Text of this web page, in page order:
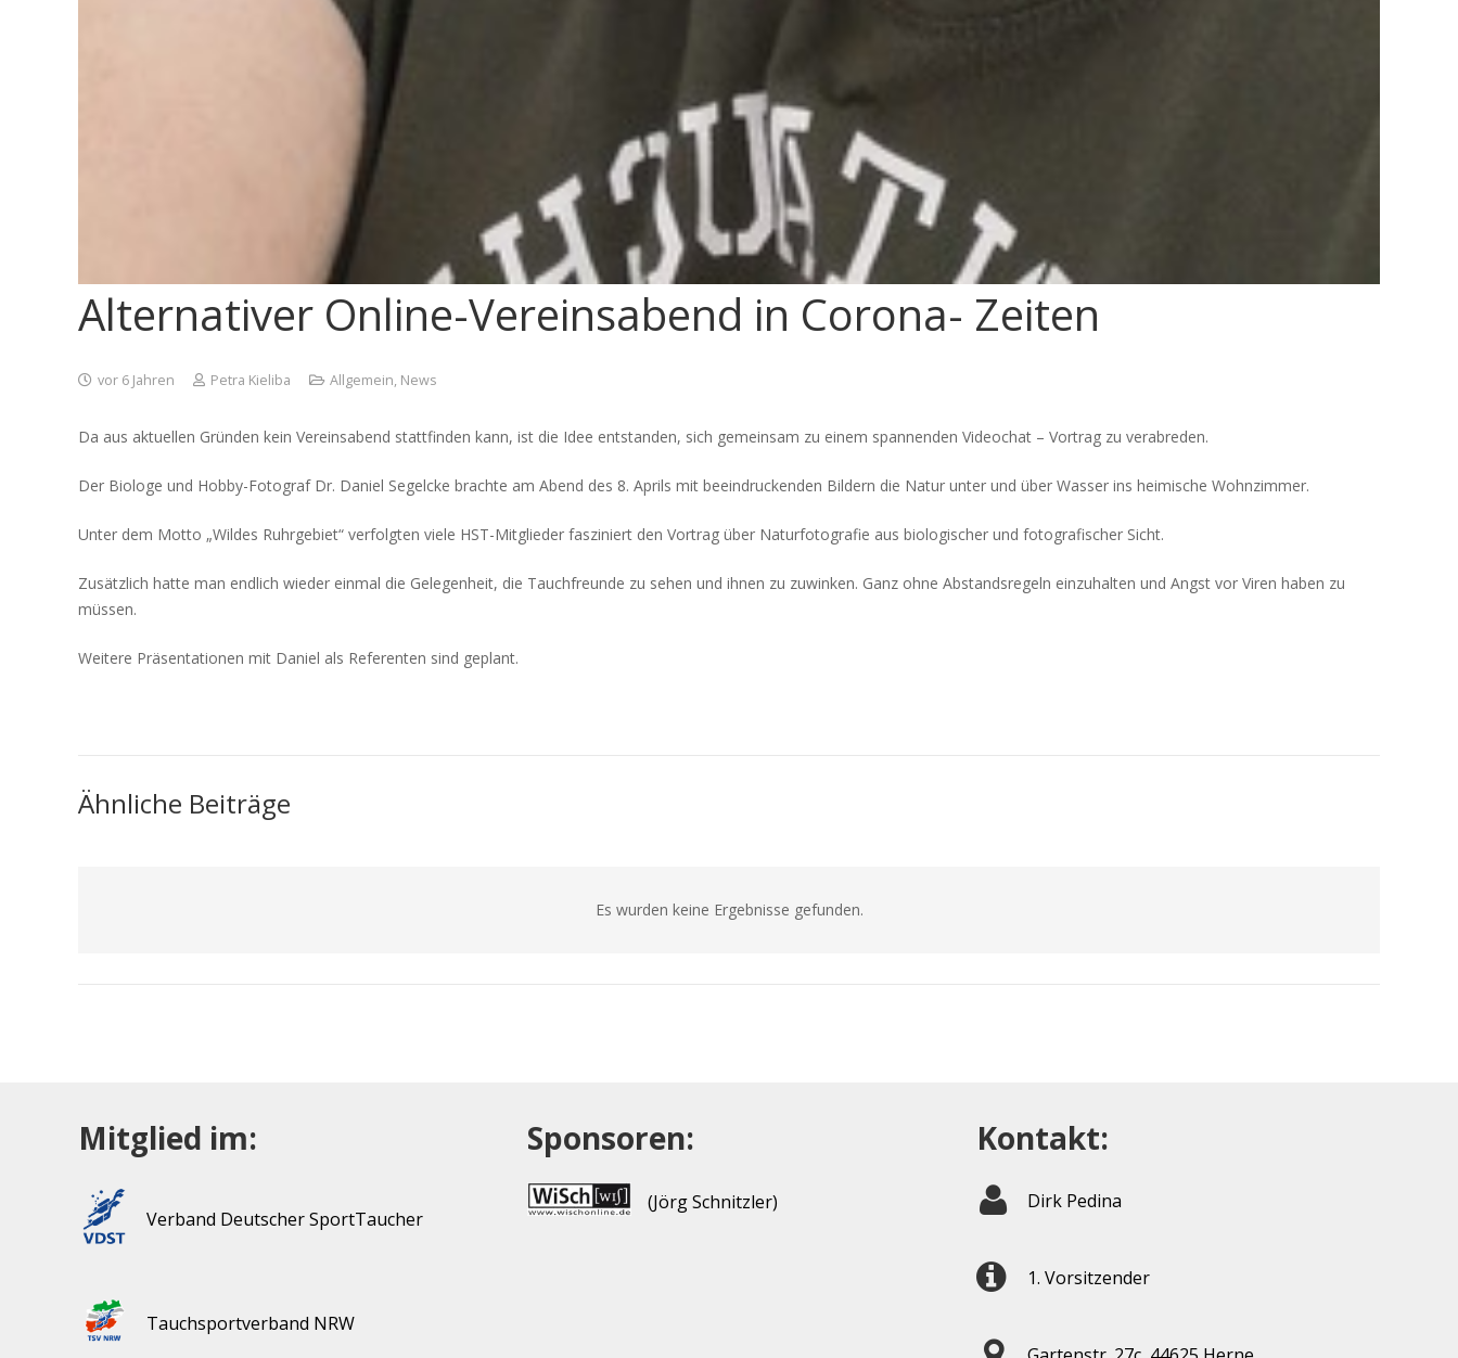
Alternativer Online-Vereinsabend in Corona- Zeiten
vor 6 Jahren Petra Kieliba Allgemein, News
Da aus aktuellen Gründen kein Vereinsabend stattfinden kann, ist die Idee entstanden, sich gemeinsam zu einem spannenden Videochat – Vortrag zu verabreden.
Der Biologe und Hobby-Fotograf Dr. Daniel Segelcke brachte am Abend des 8. Aprils mit beeindruckenden Bildern die Natur unter und über Wasser ins heimische Wohnzimmer.
Unter dem Motto „Wildes Ruhrgebiet“ verfolgten viele HST-Mitglieder fasziniert den Vortrag über Naturfotografie aus biologischer und fotografischer Sicht.
Zusätzlich hatte man endlich wieder einmal die Gelegenheit, die Tauchfreunde zu sehen und ihnen zu zuwinken. Ganz ohne Abstandsregeln einzuhalten und Angst vor Viren haben zu
müssen.
Weitere Präsentationen mit Daniel als Referenten sind geplant.
Ähnliche Beiträge
Es wurden keine Ergebnisse gefunden.
Mitglied im:
Verband Deutscher SportTaucher
Tauchsportverband NRW
Sponsoren:
(Jörg Schnitzler)
Kontakt:
Dirk Pedina
1. Vorsitzender